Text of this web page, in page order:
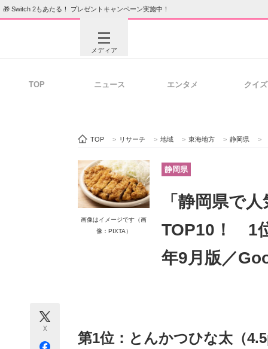
🎁 Switch 2もあたる！ プレゼントキャンペーン実施中！
メディア
ビジネスと働き方のヒント
ITエンジニア向け専門サイト
ちょっと気になるネットの話題
TOP ニュース エンタメ クイズ
TOP > リサーチ > 地域 > 東海地方 > 静岡県 >
画像はイメージです（画
像：PIXTA）
静岡県
「静岡県で
TOP10！ 1
年9月版／
X
第1位：とんかつひな太（